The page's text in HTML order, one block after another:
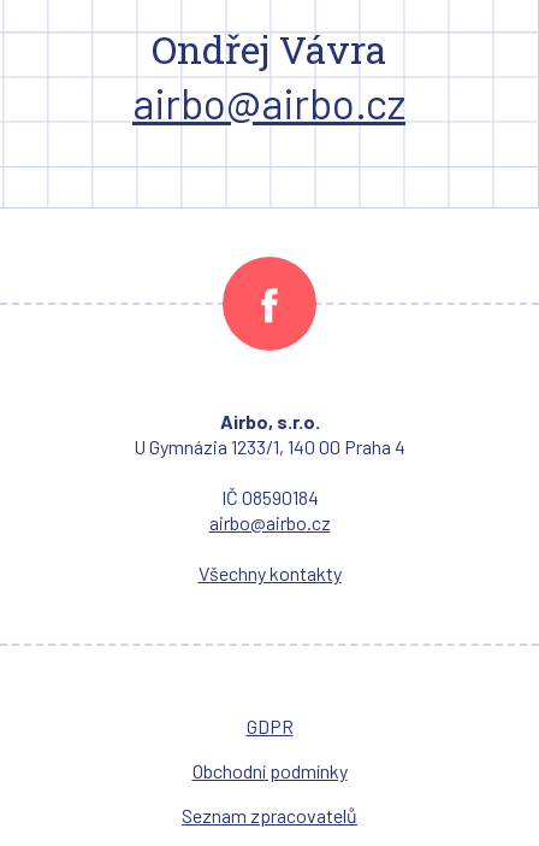
Ondřej Vávra
airbo@airbo.cz
Airbo, s.r.o.
U Gymnázia 1233/1, 140 00 Praha 4
IČ 08590184
airbo@airbo.cz
Všechny kontakty
GDPR
Obchodní podmínky
Seznam zpracovatelů